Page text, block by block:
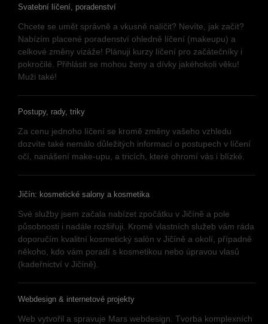
Svatební líčení, poradenství
Chcete se umět správně a vkusně nalíčit? Nevíte, jak začít?
Nabízím placené poradenství ohledně líčení (makeupu) a
celkové změny vizáže! Plánuji kurzy líčení pro začátečníky i
pokročilé. Přihlásit se mohou ženy a dívky jakéhokoli věku!
Muži také!
Postupy, rady, triky
Za cenu jednoho líčení se kromě změny vašeho vzhledu
dozvíte také nemálo důležitých informací o postupech v líčení
očí, nanášení make-upu, a tricích, které ohromí vás i blízké.
Jičín: kosmetické salony a kosmetika
Své služby jsem začala nabízet zpočátku v Jičíně a pole
působnosti i nadále rozšiřuji. Kromě vlastních služeb vám ráda
doporučím kvalitní kosmetický salón v Jičíně a okolí, případně
někoho, kdo vám poradí s kosmetikou nebo úpravou vlasů
(kadeřnictví v Jičíně).
Webdesign & internetové projekty
Web vytvořil a spravuje Mars webdesign. Tvorba komplexních